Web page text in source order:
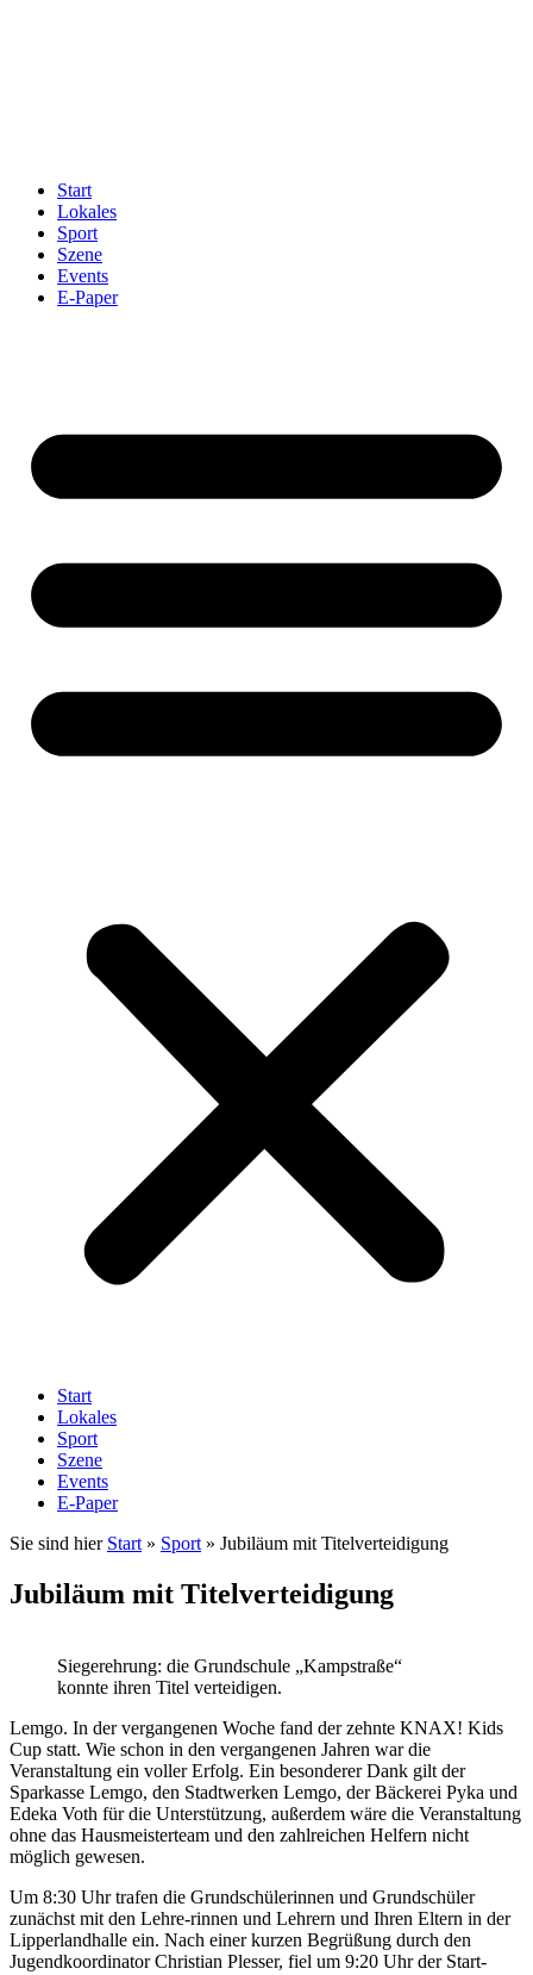
Start
Lokales
Sport
Szene
Events
E-Paper
Start
Lokales
Sport
Szene
Events
E-Paper
Sie sind hier Start » Sport » Jubiläum mit Titelverteidigung
Jubiläum mit Titelverteidigung
Siegerehrung: die Grundschule „Kampstraße“
konnte ihren Titel verteidigen.
Lemgo. In der vergangenen Woche fand der zehnte KNAX! Kids
Cup statt. Wie schon in den vergangenen Jahren war die
Veranstaltung ein voller Erfolg. Ein besonderer Dank gilt der
Sparkasse Lemgo, den Stadtwerken Lemgo, der Bäckerei Pyka und
Edeka Voth für die Unterstützung, außerdem wäre die Veranstaltung
ohne das Hausmeisterteam und den zahlreichen Helfern nicht
möglich gewesen.
Um 8:30 Uhr trafen die Grundschülerinnen und Grundschüler
zunächst mit den Lehre-rinnen und Lehrern und Ihren Eltern in der
Lipperlandhalle ein. Nach einer kurzen Begrüßung durch den
Jugendkoordinator Christian Plesser, fiel um 9:20 Uhr der Start-